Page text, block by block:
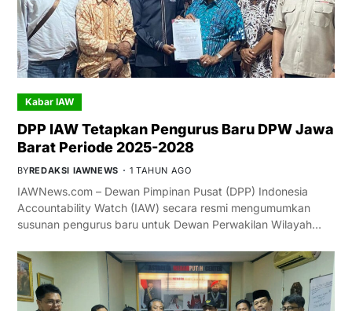
Kabar IAW
DPP IAW Tetapkan Pengurus Baru DPW Jawa
Barat Periode 2025-2028
BYREDAKSI IAWNEWS 1 TAHUN AGO
IAWNews.com – Dewan Pimpinan Pusat (DPP) Indonesia
Accountability Watch (IAW) secara resmi mengumumkan
susunan pengurus baru untuk Dewan Perwakilan Wilayah…